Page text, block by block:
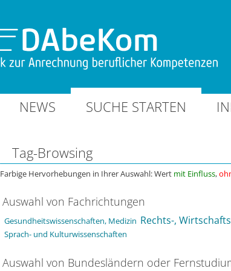
NEWS SUCHE STARTEN
Tag-Browsing
Farbige Hervorhebungen in Ihrer Auswahl: Wert mit Einfluss,
Auswahl von Fachrichtungen
Gesundheitswissenschaften, Medizin Rechts-,
Sprach- und Kulturwissenschaften
Auswahl von Bundesländern oder